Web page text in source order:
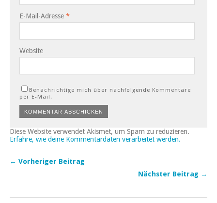
E-Mail-Adresse *
Website
Benachrichtige mich über nachfolgende Kommentare
per E-Mail.
Diese Website verwendet Akismet, um Spam zu reduzieren.
Erfahre, wie deine Kommentardaten verarbeitet werden.
← Vorheriger Beitrag
Nächster Beitrag →